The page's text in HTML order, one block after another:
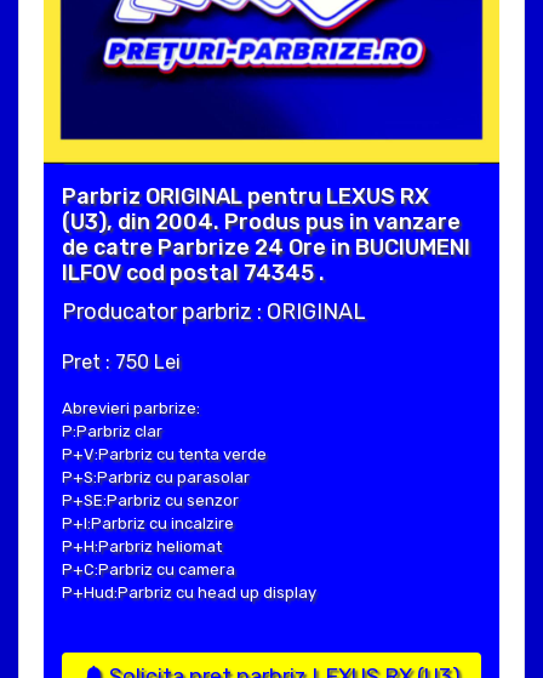
Parbriz ORIGINAL pentru LEXUS RX
(U3), din 2004. Produs pus in vanzare
de catre Parbrize 24 Ore in BUCIUMENI
ILFOV cod postal 74345 .
Producator parbriz : ORIGINAL
Pret : 750 Lei
Abrevieri parbrize:
P:Parbriz clar
P+V:Parbriz cu tenta verde
P+S:Parbriz cu parasolar
P+SE:Parbriz cu senzor
P+I:Parbriz cu incalzire
P+H:Parbriz heliomat
P+C:Parbriz cu camera
P+Hud:Parbriz cu head up display